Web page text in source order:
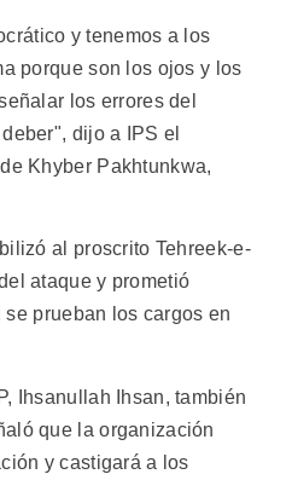
y tenemos a los
porque son los ojos y los
los errores del
dijo a IPS el
Khyber Pakhtunkwa,
al proscrito Tehreek-e-
ataque y prometió
prueban los cargos en
Ihsanullah Ihsan, también
que la organización
y castigará a los